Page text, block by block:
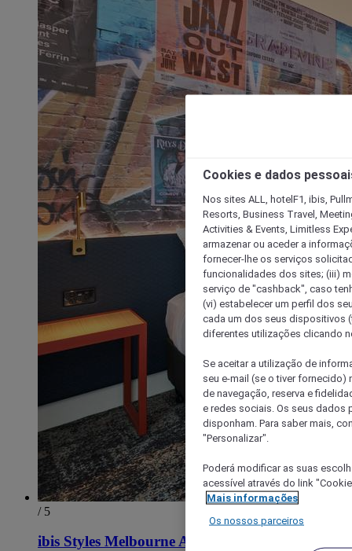
/ 5
ibis Styles Melbourne Airport
Cookies e dados
Nos sites ALL, hotelF1, ibis,
Resorts, Business Travel,
Activities & Events, Limitless
armazenar ou aceder a
fornecer-lhe os serviços
funcionalidades dos sites; (iii)
serviço de "cashback", caso
(vi) estabelecer um perfil dos
cada um dos seus dispositivos
diferentes utilizações clicando
Se aceitar a utilização de
seu e-mail (se o tiver
de navegação, reserva e
e redes sociais. Os seus dados
disponham. Para saber mais,
"Personalizar".
Poderá modificar as suas
acessível através do link
Mais informações
Os nossos parceiros